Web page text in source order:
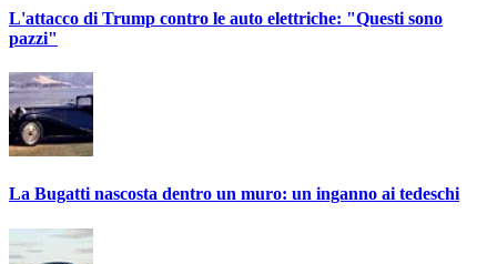
L'attacco di Trump contro le auto elettriche: "Questi sono
pazzi"
La Bugatti nascosta dentro un muro: un inganno ai tedeschi